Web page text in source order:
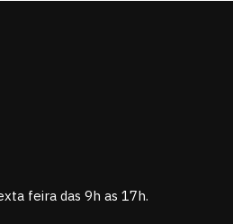
feira das 9h as 17h.